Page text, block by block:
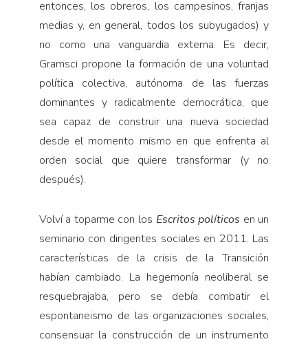
entonces, los obreros, los campesinos, franjas
medias y, en general, todos los subyugados) y
no como una vanguardia externa. Es decir,
Gramsci propone la formación de una voluntad
política colectiva, autónoma de las fuerzas
dominantes y radicalmente democrática, que
sea capaz de construir una nueva sociedad
desde el momento mismo en que enfrenta al
orden social que quiere transformar (y no
después).
Volví a toparme con los Escritos políticos en un
seminario con dirigentes sociales en 2011. Las
características de la crisis de la Transición
habían cambiado. La hegemonía neoliberal se
resquebrajaba, pero se debía combatir el
espontaneismo de las organizaciones sociales,
consensuar la construcción de un instrumento